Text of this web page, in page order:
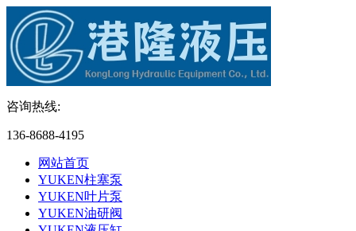
咨询热线:
136-8688-4195
网站首页
YUKEN柱塞泵
YUKEN叶片泵
YUKEN油研阀